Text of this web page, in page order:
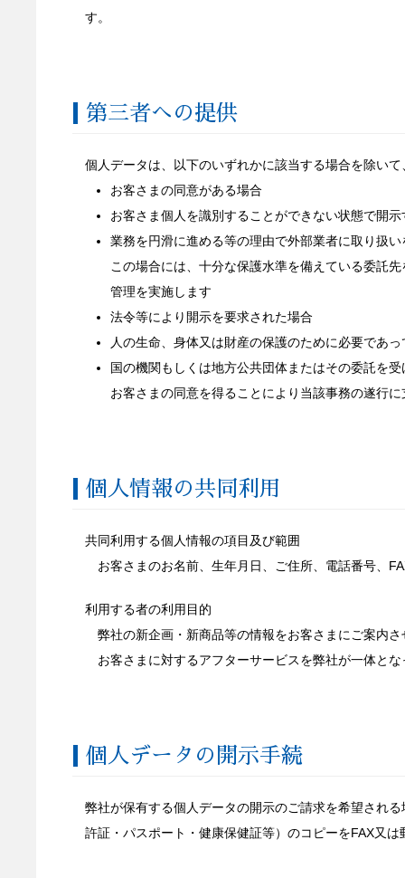
す。
第三者への提供
個人データは、以下のいずれかに該当する場合を除い
お客さまの同意がある場合
お客さま個人を識別することができない状態で開示
業務を円滑に進める等の理由で外部業者に取り扱
この場合には、十分な保護水準を備えている委託
管理を実施します
法令等により開示を要求された場合
人の生命、身体又は財産の保護のために必要であ
国の機関もしくは地方公共団体またはその委託を
お客さまの同意を得ることにより当該事務の遂行
個人情報の共同利用
共同利用する個人情報の項目及び範囲
お客さまのお名前、生年月日、ご住所、電話番号、
利用する者の利用目的
弊社の新企画・新商品等の情報をお客さまにご案内さ
お客さまに対するアフターサービスを弊社が一体とな
個人データの開示手続
弊社が保有する個人データの開示のご請求を希望され
許証・パスポート・健康保健証等）のコピーをFAX又